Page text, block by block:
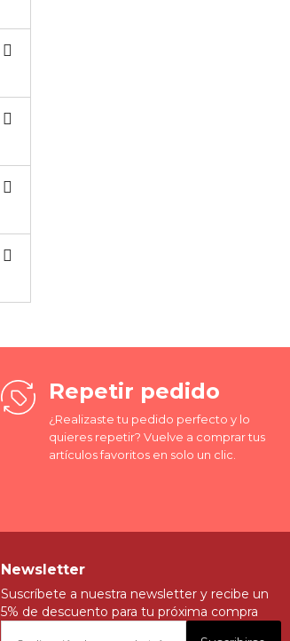
Repetir pedido
¿Realizaste tu pedido perfecto y lo
quieres repetir? Vuelve a comprar tus
artículos favoritos en solo un clic.
Newsletter
Suscríbete a nuestra newsletter y recibe un
5% de descuento para tu próxima compra